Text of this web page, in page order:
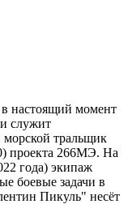
в настоящий момент
служит
морской тральщик
проекта 266МЭ. На
года) экипаж
боевые задачи в
Пикуль" несёт